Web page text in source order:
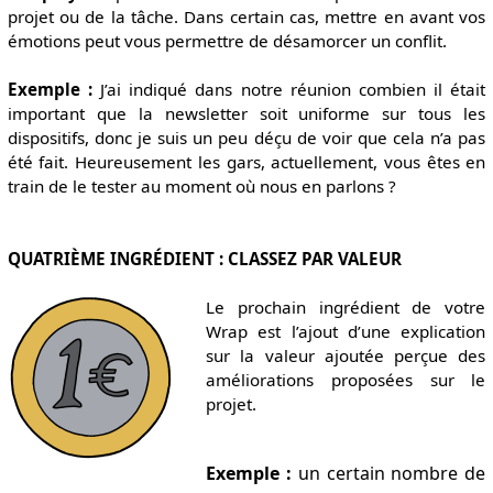
projet ou de la tâche. Dans certain cas, mettre en avant vos
émotions peut vous permettre de désamorcer un conflit.
Exemple :J’ai indiqué dans notre réunion combien il était
important que la newsletter soit uniforme sur tous les
dispositifs, donc je suis un peu déçu de voir que cela n’a pas
été fait. Heureusement les gars, actuellement, vous êtes en
train de le tester au moment où nous en parlons ?
QUATRIÈME INGRÉDIENT : CLASSEZ PAR VALEUR
Le prochain ingrédient de votre
Wrap est l’ajout d’une explication
sur la valeur ajoutée perçue des
améliorations proposées sur le
projet.
Exemple : un certain nombre de